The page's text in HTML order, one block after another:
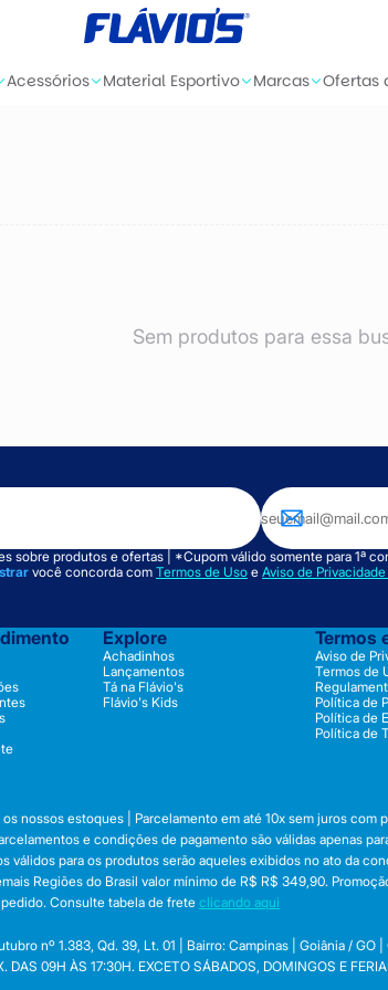
Acessórios Material Esportivo Marcas Ofertas
Sem produtos para essa
sobre produtos e ofertas | *Cupom válido somente para 1ª
você concorda com Termos de Uso e Aviso de
Explore
Achadinhos
Lançamentos
Tá na Flávio's
Flávio's Kids
Termos
Aviso de
Termos de
Política de
Política de
Política de
nossos estoques | Parcelamento em até 10x sem juros
e condições de pagamento são válidas apenas
para os produtos serão aqueles exibidos no ato da
Regiões do Brasil valor mínimo de R$ R$ 349,90.
Consulte tabela de frete clicando aqui
nº 1.383, Qd. 39, Lt. 01 | Bairro: Campinas | Goiânia / GO |
09H ÀS 17:30H. EXCETO SÁBADOS, DOMINGOS E